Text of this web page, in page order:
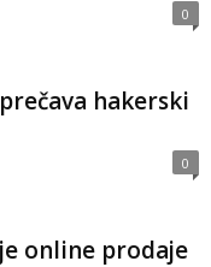
0
hakerski
0
online prodaje